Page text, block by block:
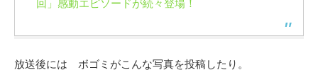
回」感動エピソードが続々登場！
放送後には ボゴミがこんな写真を投稿したり。